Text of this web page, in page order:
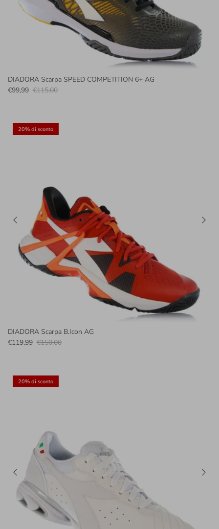
DIADORA Scarpa SPEED COMPETITION 6+ AG
€99,99 €115,00
20% di sconto
DIADORA Scarpa B.Icon AG
€119,99 €150,00
20% di sconto